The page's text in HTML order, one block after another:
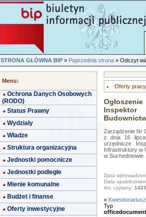
STRONA GŁÓWNA BIP»Poprzednia strona» Odczyt
Menu:
Ochrona Danych Osobowych
(RODO)
Status Prawny
Wydziały
Władze
Struktura organizacyjna
Jednostki pomocnicze
Jednostki podległe
Mienie komunalne
Budżet i finanse
Oferty inwestycyjne
Oferty pracy
Zarządzenie Nr
z dnia 16 lipca
urzędnicze
Infrastruktury w
w Suchedniowie.
Data
Data
Art. czytany: 1423
»